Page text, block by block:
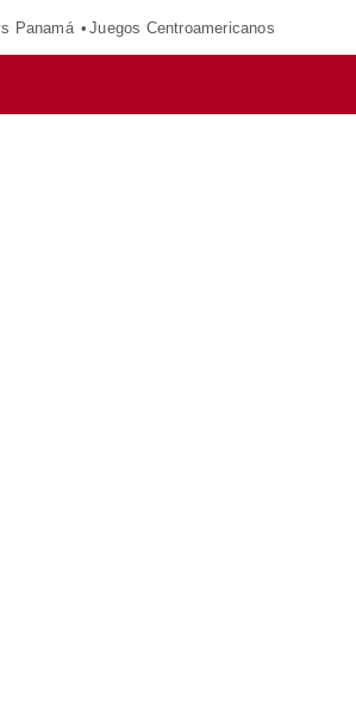
Panamá Juegos Centroamericanos